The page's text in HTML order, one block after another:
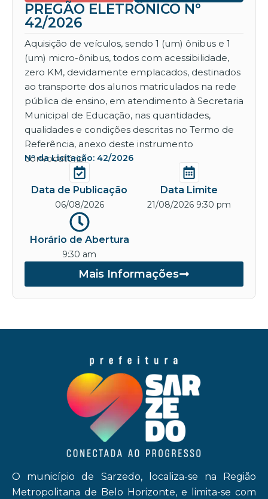
PREGÃO ELETRÔNICO Nº
42/2026
Aquisição de veículos, sendo 1 (um) ônibus e 1
(um) micro-ônibus, todos com acessibilidade,
zero KM, devidamente emplacados, destinados
ao transporte dos alunos matriculados na rede
pública de ensino, em atendimento à Secretaria
Municipal de Educação, nas quantidades,
qualidades e condições descritas no Termo de
Referência, anexo deste instrumento
convocatório.
Nº da Licitação: 42/2026
Data de Publicação
06/08/2026
Data Limite
21/08/2026 9:30 pm
Horário de Abertura
9:30 am
Mais Informações
O município de Sarzedo, localiza-se na Região
Metropolitana de Belo Horizonte, e limita-se com